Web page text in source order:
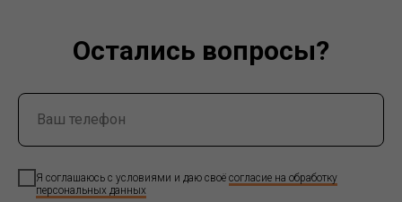
Остались вопросы?
Я соглашаюсь с условиями и даю своё согласие на обработку
персональных данных